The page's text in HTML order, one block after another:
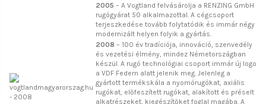
2005 – A Vogtland felvásárolja a RENZING GmbH
rugógyárat 50 alkalmazottal. A cégcsoport
terjeszkedése tovább folytatódik és immár négy
modernizált helyen folyik a gyártás.
2008 – 100 év tradíciója, innováció, szenvedély
és vezetési élmény, mindez Németországban
készül. A rugó technológiai csoport immár új logo
a VDF Federn alatt jelenik meg. Jelenleg a
gyártott termékskála a nyomórugókat, axiális
rugókat, előfeszített rugókat, alakított és préselt
alkatrészeket, kiegészítőket foglal magába. A